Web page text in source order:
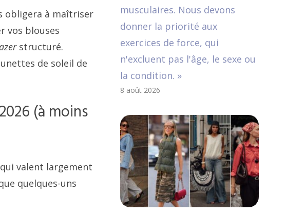
obligera à maîtriser
vos blouses
structuré.
de soleil de
(à moins
valent largement
quelques-uns
musculaires. Nous devons
donner la priorité aux
exercices de force, qui
n'excluent pas l'âge, le sexe ou
la condition. »
8 août 2026